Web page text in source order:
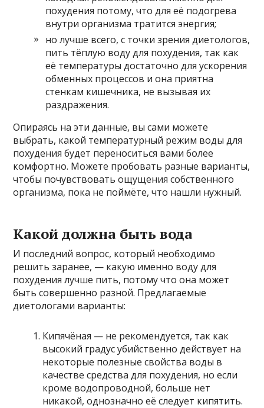
похудения потому, что для её подогрева
внутри организма тратится энергия;
но лучше всего, с точки зрения диетологов,
пить тёплую воду для похудения, так как
её температуры достаточно для ускорения
обменных процессов и она приятна
стенкам кишечника, не вызывая их
раздражения.
Опираясь на эти данные, вы сами можете
выбрать, какой температурный режим воды для
похудения будет переноситься вами более
комфортно. Можете пробовать разные варианты,
чтобы почувствовать ощущения собственного
организма, пока не поймёте, что нашли нужный.
Какой должна быть вода
И последний вопрос, который необходимо
решить заранее, — какую именно воду для
похудения лучше пить, потому что она может
быть совершенно разной. Предлагаемые
диетологами варианты:
Кипячёная — не рекомендуется, так как
высокий градус убийственно действует на
некоторые полезные свойства воды в
качестве средства для похудения, но если
кроме водопроводной, больше нет
никакой, однозначно её следует кипятить.